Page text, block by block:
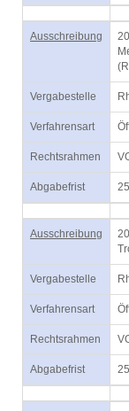
Ausschreibung
Vergabestelle
Verfahrensart
Rechtsrahmen
Abgabefrist
Ausschreibung
Vergabestelle
Verfahrensart
Rechtsrahmen
Abgabefrist